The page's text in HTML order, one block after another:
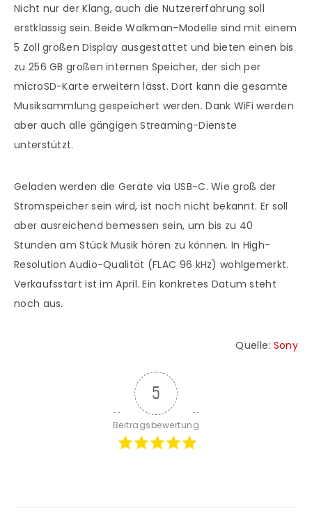
Nicht nur der Klang, auch die Nutzererfahrung soll
erstklassig sein. Beide Walkman-Modelle sind mit einem
5 Zoll großen Display ausgestattet und bieten einen bis
zu 256 GB großen internen Speicher, der sich per
microSD-Karte erweitern lässt. Dort kann die gesamte
Musiksammlung gespeichert werden. Dank WiFi werden
aber auch alle gängigen Streaming-Dienste
unterstützt.
Geladen werden die Geräte via USB-C. Wie groß der
Stromspeicher sein wird, ist noch nicht bekannt. Er soll
aber ausreichend bemessen sein, um bis zu 40
Stunden am Stück Musik hören zu können. In High-
Resolution Audio-Qualität (FLAC 96 kHz) wohlgemerkt.
Verkaufsstart ist im April. Ein konkretes Datum steht
noch aus.
Quelle: Sony
5
Beitragsbewertung